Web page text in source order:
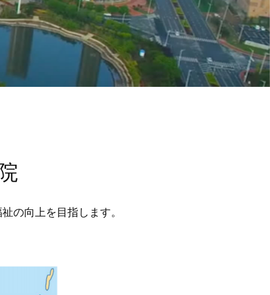
の向上を目指します。